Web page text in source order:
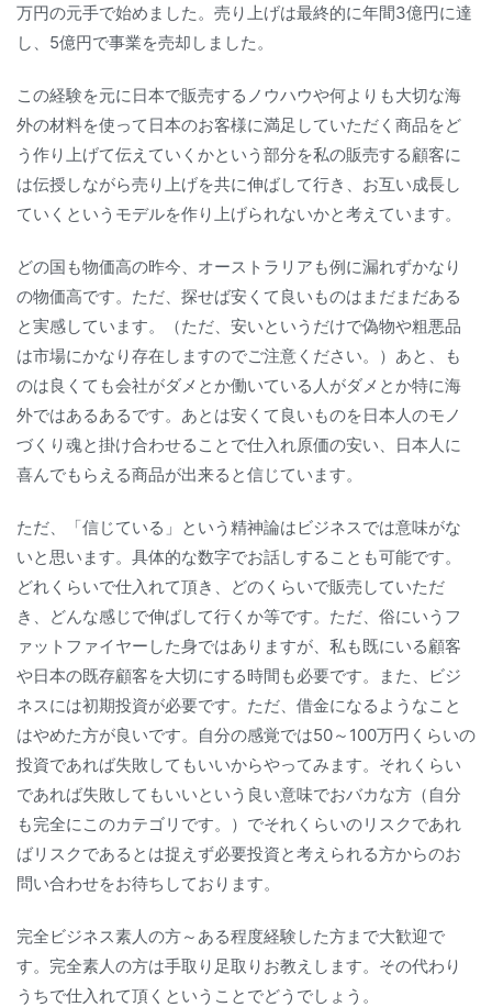
万円の元手で始めました。売り上げは最終的に年間3億円に達
し、5億円で事業を売却しました。
この経験を元に日本で販売するノウハウや何よりも大切な海
外の材料を使って日本のお客様に満足していただく商品をど
う作り上げて伝えていくかという部分を私の販売する顧客に
は伝授しながら売り上げを共に伸ばして行き、お互い成長し
ていくというモデルを作り上げられないかと考えています。
どの国も物価高の昨今、オーストラリアも例に漏れずかなり
の物価高です。ただ、探せば安くて良いものはまだまだある
と実感しています。（ただ、安いというだけで偽物や粗悪品
は市場にかなり存在しますのでご注意ください。）あと、も
のは良くても会社がダメとか働いている人がダメとか特に海
外ではあるあるです。あとは安くて良いものを日本人のモノ
づくり魂と掛け合わせることで仕入れ原価の安い、日本人に
喜んでもらえる商品が出来ると信じています。
ただ、「信じている」という精神論はビジネスでは意味がな
いと思います。具体的な数字でお話しすることも可能です。
どれくらいで仕入れて頂き、どのくらいで販売していただ
き、どんな感じで伸ばして行くか等です。ただ、俗にいうフ
ァットファイヤーした身ではありますが、私も既にいる顧客
や日本の既存顧客を大切にする時間も必要です。また、ビジ
ネスには初期投資が必要です。ただ、借金になるようなこと
はやめた方が良いです。自分の感覚では50～100万円くらいの
投資であれば失敗してもいいからやってみます。それくらい
であれば失敗してもいいという良い意味でおバカな方（自分
も完全にこのカテゴリです。）でそれくらいのリスクであれ
ばリスクであるとは捉えず必要投資と考えられる方からのお
問い合わせをお待ちしております。
完全ビジネス素人の方～ある程度経験した方まで大歓迎で
す。完全素人の方は手取り足取りお教えします。その代わり
うちで仕入れて頂くということでどうでしょう。